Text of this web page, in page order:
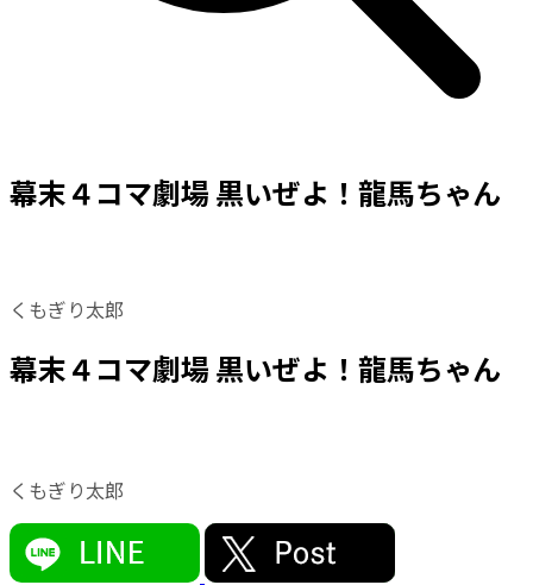
幕末４コマ劇場 黒いぜよ！龍馬ちゃん
くもぎり太郎
幕末４コマ劇場 黒いぜよ！龍馬ちゃん
くもぎり太郎